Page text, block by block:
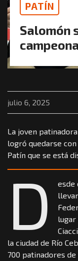
PATÍN
Salomón
julio 6, 2025
La joven
logró quedarse
Patín que se está
D
esde
lugar
la ciudad de Río
700 patinadores